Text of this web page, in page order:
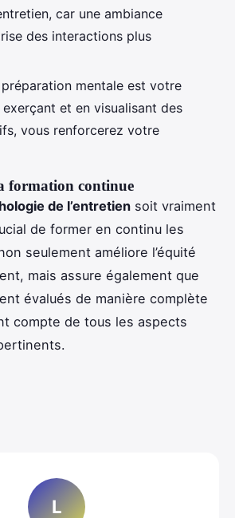
car une ambiance
des interactions plus
préparation mentale est votre
et en visualisant des
vous renforcerez votre
formation continue
de l’entretien soit vraiment
de former en continu les
seulement améliore l’équité
mais assure également que
évalués de manière complète
compte de tous les aspects
L